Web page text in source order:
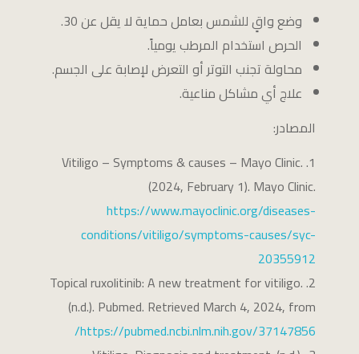
وضع واقٍ للشمس بعامل حماية لا يقل عن 30.
الحرص استخدام المرطب يومياً.
محاولة تجنب التوتر أو التعرض لإصابة على الجسم.
علاج أي مشاكل مناعية.
المصادر:
Vitiligo – Symptoms & causes – Mayo Clinic.
(2024, February 1). Mayo Clinic.
https://www.mayoclinic.org/diseases-
conditions/vitiligo/symptoms-causes/syc-
20355912
Topical ruxolitinib: A new treatment for vitiligo.
(n.d.). Pubmed. Retrieved March 4, 2024, from
https://pubmed.ncbi.nlm.nih.gov/37147856/